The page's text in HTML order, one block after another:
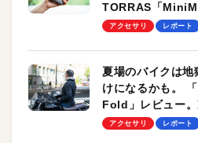
TORRAS「
ーも
アクセサリ レポート
夏場のバイクは
けになるかも。
Fold」レビュー
却プレート、シン
アクセサリ レポート